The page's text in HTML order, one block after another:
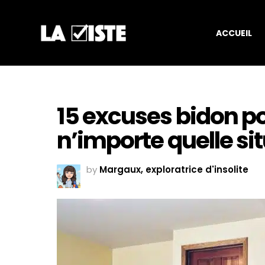
ACCUEIL
15 excuses bidon
n’importe quelle
by Margaux, exploratrice d'insolite